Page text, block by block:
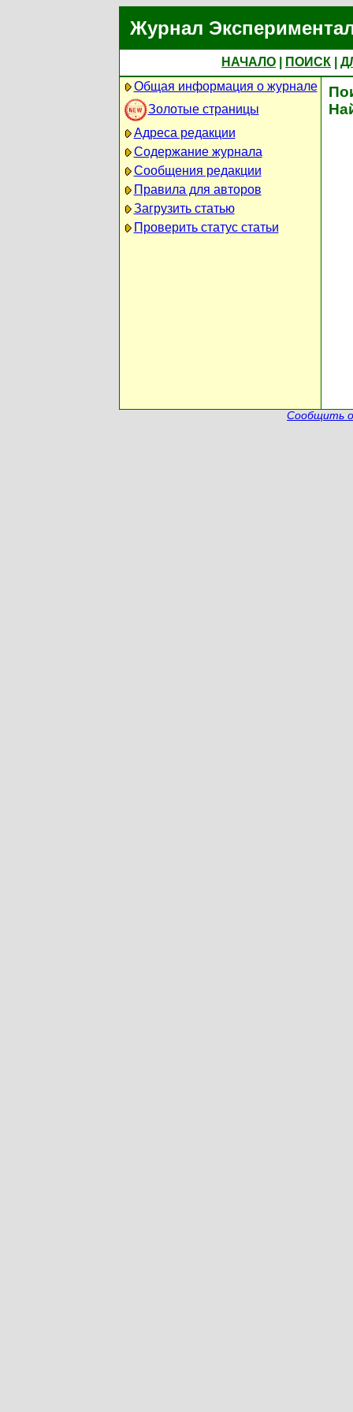
Журнал
НАЧАЛО ПОИСК
Общая информация о журнале
Золотые страницы
Адреса редакции
Содержание журнала
Сообщения редакции
Правила для авторов
Загрузить статью
Проверить статус статьи
Сообщить о